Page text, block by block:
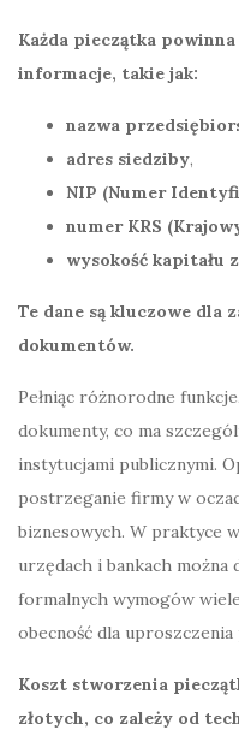
Każda pieczątka
informacje, takie jak:
nazwa
adres siedziby,
NIP (Numer
numer KRS
wysokość kapitału
Te dane są kluczowe dla
dokumentów.
Pełniąc różnorodne
dokumenty, co ma
instytucjami publicznymi.
postrzeganie firmy w
biznesowych. W praktyce
urzędach i bankach
formalnych wymogów
obecność dla
Koszt stworzenia
złotych, co zależy od